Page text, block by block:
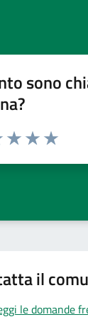
sono
1 a 5 stelle la pagina
il
le domande